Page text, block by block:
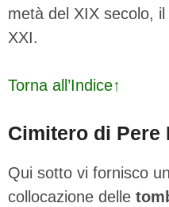
metà del XIX secolo,
XXI.
Torna all’Indice↑
Cimitero di Pere
Qui sotto vi fornisco
collocazione delle